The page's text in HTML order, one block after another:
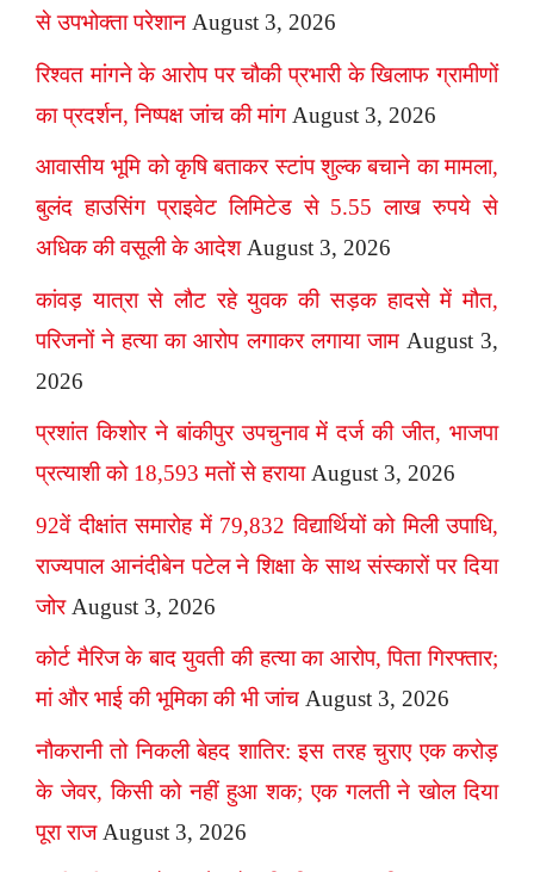
से उपभोक्ता परेशान August 3, 2026
रिश्वत मांगने के आरोप पर चौकी प्रभारी के खिलाफ ग्रामीणों
का प्रदर्शन, निष्पक्ष जांच की मांग August 3, 2026
आवासीय भूमि को कृषि बताकर स्टांप शुल्क बचाने का मामला,
बुलंद हाउसिंग प्राइवेट लिमिटेड से 5.55 लाख रुपये से
अधिक की वसूली के आदेश August 3, 2026
कांवड़ यात्रा से लौट रहे युवक की सड़क हादसे में मौत,
परिजनों ने हत्या का आरोप लगाकर लगाया जाम August 3,
2026
प्रशांत किशोर ने बांकीपुर उपचुनाव में दर्ज की जीत, भाजपा
प्रत्याशी को 18,593 मतों से हराया August 3, 2026
92वें दीक्षांत समारोह में 79,832 विद्यार्थियों को मिली उपाधि,
राज्यपाल आनंदीबेन पटेल ने शिक्षा के साथ संस्कारों पर दिया
जोर August 3, 2026
कोर्ट मैरिज के बाद युवती की हत्या का आरोप, पिता गिरफ्तार;
मां और भाई की भूमिका की भी जांच August 3, 2026
नौकरानी तो निकली बेहद शातिर: इस तरह चुराए एक करोड़
के जेवर, किसी को नहीं हुआ शक; एक गलती ने खोल दिया
पूरा राज August 3, 2026